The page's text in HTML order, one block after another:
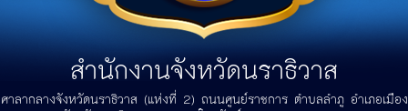
สำนักงานจังหวัดนราธิวาส
ศาลากลางจังหวัดนราธิวาส (แห่งที่ 2) ถนนศูนย์ราชการ ตำบลลำภู อำเภอเมือง